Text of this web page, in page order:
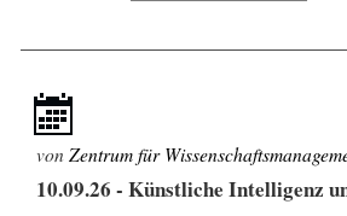
vonZentrum für
10.09.26 - Künstliche Intelligenz